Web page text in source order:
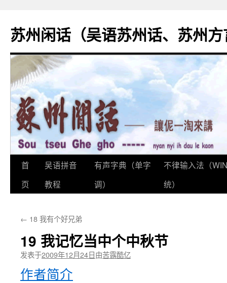
苏州闲话（吴语苏州话、苏州
跳
至
文
首
页
吴语拼音
教程
有声字典（单字
调）
不律输入法（
统）
← 18 我有个好兄弟
19 我记忆当中个中秋节
发表于2009年12月24日由苦露酷亿
作者简介